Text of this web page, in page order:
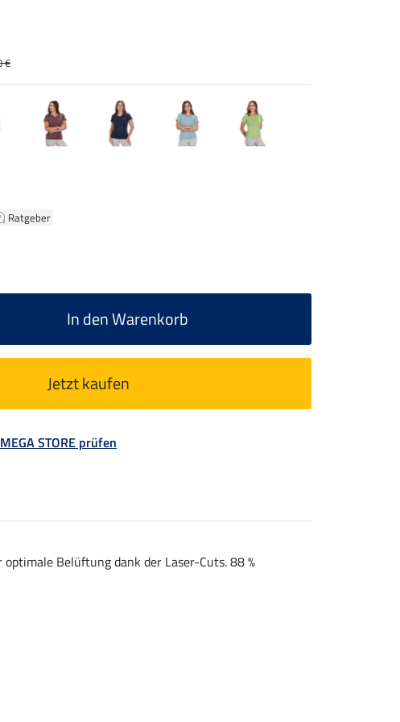
Ratgeber
€
In den Warenkorb
Jetzt kaufen
STORE prüfen
Belüftung dank der Laser-Cuts. 88 %